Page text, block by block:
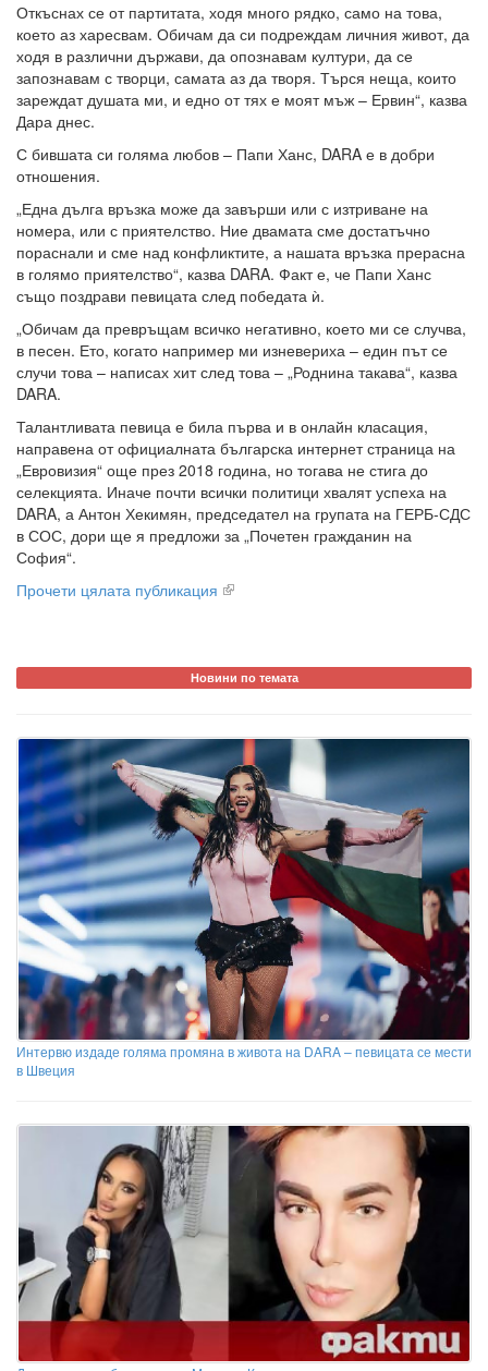
Откъснах се от партитата, ходя много рядко, само на това,
което аз харесвам. Обичам да си подреждам личния живот, да
ходя в различни държави, да опознавам култури, да се
запознавам с творци, самата аз да творя. Търся неща, които
зареждат душата ми, и едно от тях е моят мъж – Ервин“, казва
Дара днес.
С бившата си голяма любов – Папи Ханс, DARA е в добри
отношения.
„Една дълга връзка може да завърши или с изтриване на
номера, или с приятелство. Ние двамата сме достатъчно
пораснали и сме над конфликтите, а нашата връзка прерасна
в голямо приятелство“, казва DARA. Факт е, че Папи Ханс
също поздрави певицата след победата ѝ.
„Обичам да превръщам всичко негативно, което ми се случва,
в песен. Ето, когато например ми изневериха – един път се
случи това – написах хит след това – „Роднина такава“, казва
DARA.
Талантливата певица е била първа и в онлайн класация,
направена от официалната българска интернет страница на
„Евровизия“ още през 2018 година, но тогава не стига до
селекцията. Иначе почти всички политици хвалят успеха на
DARA, а Антон Хекимян, председател на групата на ГЕРБ-СДС
в СОС, дори ще я предложи за „Почетен гражданин на
София“.
Прочети цялата публикация
Новини по темата
Интервю издаде голяма промяна в живота на DARA – певицата се мести
в Швеция